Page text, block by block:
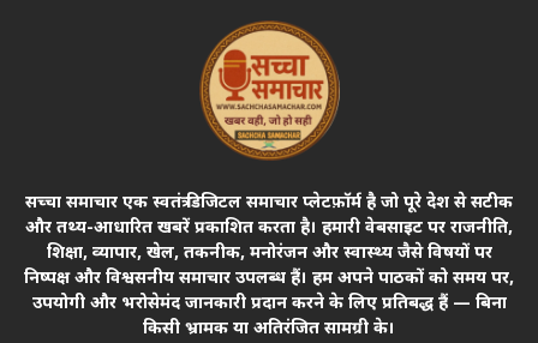
सच्चा समाचार एक स्वतंत्र डिजिटल समाचार प्लेटफ़ॉर्म है जो पूरे देश से सटीक
और तथ्य-आधारित खबरें प्रकाशित करता है। हमारी वेबसाइट पर राजनीति,
शिक्षा, व्यापार, खेल, तकनीक, मनोरंजन और स्वास्थ्य जैसे विषयों पर
निष्पक्ष और विश्वसनीय समाचार उपलब्ध हैं। हम अपने पाठकों को समय पर,
उपयोगी और भरोसेमंद जानकारी प्रदान करने के लिए प्रतिबद्ध हैं — बिना
किसी भ्रामक या अतिरंजित सामग्री के।